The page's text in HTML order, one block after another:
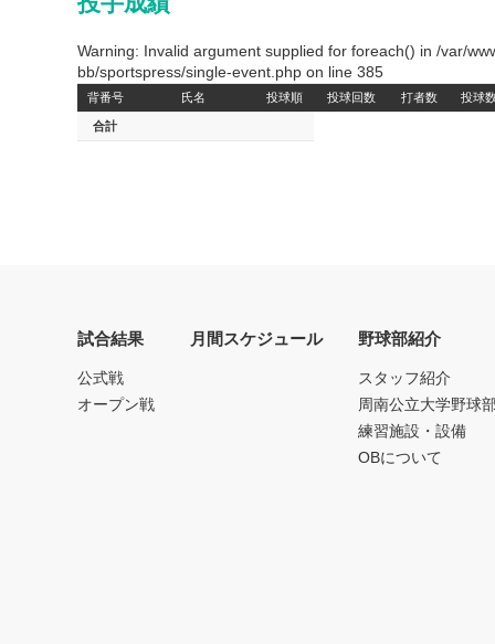
Warning: Invalid argument supplied for foreach() in /var/
bb/sportspress/single-event.php on line 385
背番号 氏名 投球順 投球回数 打者数 投球
合計
試合結果
公式戦
オープン戦
月間スケジュール 野球部紹介
スタッフ紹介
周南公立大学野球
練習施設・設備
OBについて